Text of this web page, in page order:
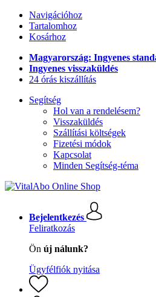
Navigációhoz
Tartalomhoz
Kosárhoz
Magyarország: Ingyenes
Ingyenes visszaküldés
24 órás kiszállítás
Segítség
Hol van a rendelésem?
Visszaküldés
Szállítási költségek
Fizetési módok
Kapcsolat
Minden Segítség-téma
Bejelentkezés
Feliratkozás
Ön új nálunk?
Ügyfélfiók nyitása